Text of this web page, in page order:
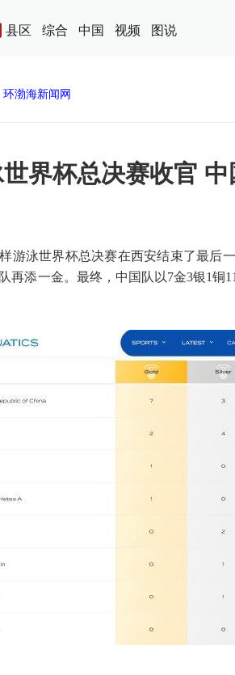
县区 综合 中国 视频 图说
环渤海新闻网
界杯总决赛收官
游泳世界杯总决赛在西安结束了最后
再添一金。最终，中国队以7金3银1铜